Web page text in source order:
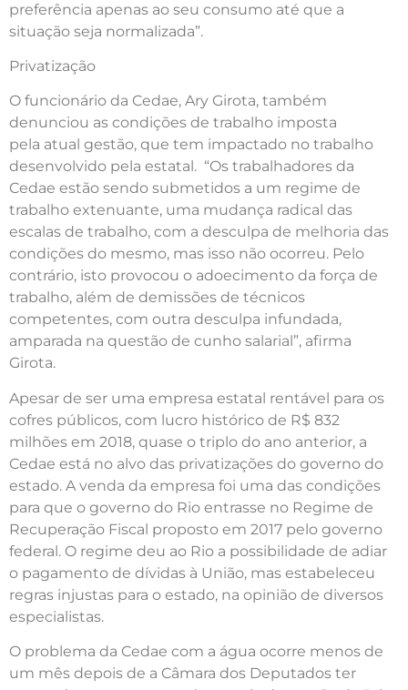
preferência apenas ao seu consumo até que a
situação seja normalizada”.
Privatização
O funcionário da Cedae, Ary Girota, também
denunciou as condições de trabalho imposta
pela atual gestão, que tem impactado no trabalho
desenvolvido pela estatal. “Os trabalhadores da
Cedae estão sendo submetidos a um regime de
trabalho extenuante, uma mudança radical das
escalas de trabalho, com a desculpa de melhoria das
condições do mesmo, mas isso não ocorreu. Pelo
contrário, isto provocou o adoecimento da força de
trabalho, além de demissões de técnicos
competentes, com outra desculpa infundada,
amparada na questão de cunho salarial”, afirma
Girota.
Apesar de ser uma empresa estatal rentável para os
cofres públicos, com lucro histórico de R$ 832
milhões em 2018, quase o triplo do ano anterior, a
Cedae está no alvo das privatizações do governo do
estado. A venda da empresa foi uma das condições
para que o governo do Rio entrasse no Regime de
Recuperação Fiscal proposto em 2017 pelo governo
federal. O regime deu ao Rio a possibilidade de adiar
o pagamento de dívidas à União, mas estabeleceu
regras injustas para o estado, na opinião de diversos
especialistas.
O problema da Cedae com a água ocorre menos de
um mês depois de a Câmara dos Deputados ter